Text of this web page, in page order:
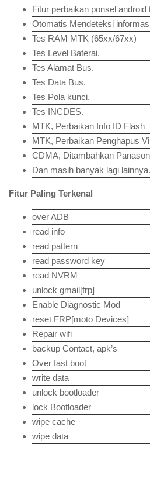
Fitur perbaikan ponsel android
Otomatis Mendeteksi
Tes RAM MTK (65xx/67xx)
Tes Level Baterai.
Tes Alamat Bus.
Tes Data Bus.
Tes Pola kunci.
Tes INCDES.
MTK, Perbaikan Info ID Flash
MTK, Perbaikan Penghapus
CDMA, Ditambahkan
Dan masih banyak lagi lainnya.
Fitur Paling Terkenal
over ADB
read info
read pattern
read password key
read NVRM
unlock gmail[frp]
Enable Diagnostic Mod
reset FRP[moto Devices]
Repair wifi
backup Contact, apk’s
Over fast boot
write data
unlock bootloader
lock Bootloader
wipe cache
wipe data